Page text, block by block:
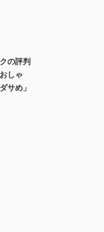
の評判
しゃ
サめ」